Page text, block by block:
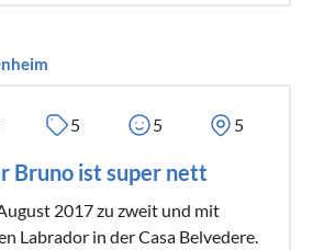
5 5 5
Bruno ist super nett
2017 zu zweit und mit
Labrador in der Casa Belvedere.